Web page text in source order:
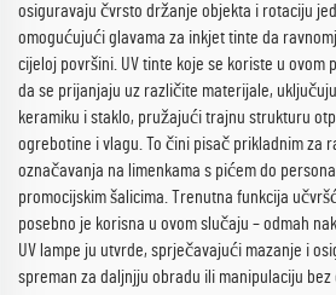
osiguravaju čvrsto držanje objekta i rotaciju
omogućujući glavama za inkjet tinte da
cijeloj površini. UV tinte koje se koriste u ovom
da se prijanjaju uz različite materijale,
keramiku i staklo, pružajući trajnu strukturu
ogrebotine i vlagu. To čini pisač prikladnim za
označavanja na limenkama s pićem do
promocijskim šalicima. Trenutna funkcija
posebno je korisna u ovom slučaju – odmah
UV lampe ju utvrde, sprječavajući mazanje i
spreman za daljnjju obradu ili manipulaciju bez